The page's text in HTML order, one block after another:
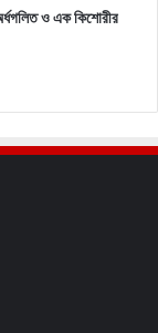
ও এক কিশোরীর